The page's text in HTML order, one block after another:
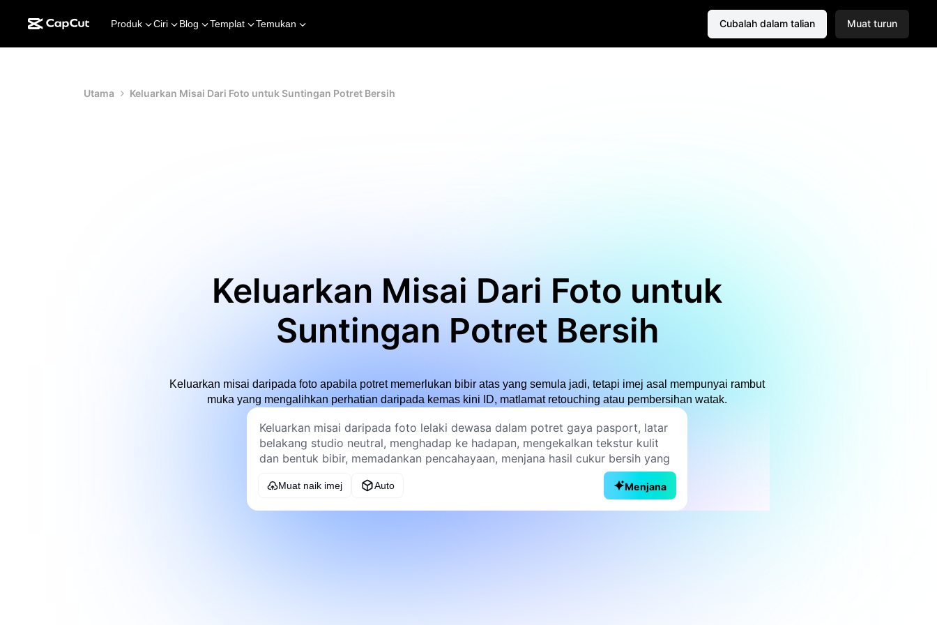
Produk Ciri Blog Templat Temukan Cubalah dalam talian Muat turun
Utama Keluarkan Misai Dari Foto untuk Suntingan Potret Bersih
Keluarkan Misai Dari Foto untuk
Suntingan Potret Bersih
Keluarkan misai daripada foto apabila potret memerlukan bibir atas yang semula jadi, tetapi imej asal mempunyai rambut
muka yang mengalihkan perhatian daripada kemas kini ID, matlamat retouching atau pembersihan watak.
Muat naik imej Auto Menjana